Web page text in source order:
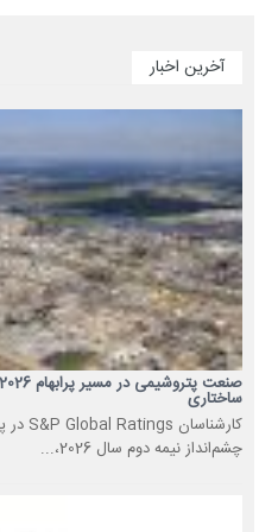
آخرین اخبار
ساختاری
چشم‌انداز نیمه دوم سال 2026،...